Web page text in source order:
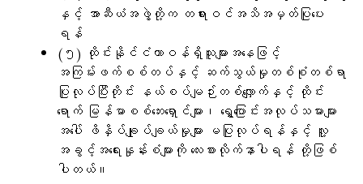
နှင့် အာဆီယံအဖွဲ့တို့က တရားဝင်အသိအမှတ်ပြုပေး
ရန်
(၅) ထိုင်းနိုင်ငံတာဝန်ရှိသူများအနေဖြင့်
အကြမ်းဖက်စစ်တပ်နှင့် ဆက်သွယ်မှုတစ်စုံတစ်ရာ
ပြုလုပ်ပြီးတိုင်း နယ်စပ်မျဉ်းတစ်လျှောက်နှင့် ထိုင်း
ရောက် မြန်မာစစ်ဘေးရှောင်များ၊ ရွှေ့ပြောင်းအလုပ်သမားများ
အပေါ် ဖိနှိပ်ချုပ်ချယ်မှုများ မပြုလုပ်ရန်နှင့် လူ့
အခွင့်အရေးနှုန်းစံများကို လေးစားလိုက်နာပါရန် တို့ဖြစ်
ပါတယ်။